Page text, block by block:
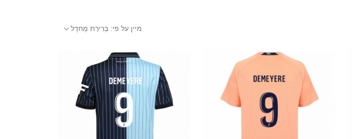
מיין על פי: בְּרִירַת מֶחדָל